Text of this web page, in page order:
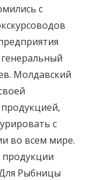
с
Молдавский
с
во всем мире.
Рыбницы